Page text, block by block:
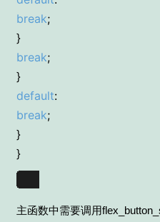
break;
}
break;
}
default:
break;
}
}
主函数中需要调用